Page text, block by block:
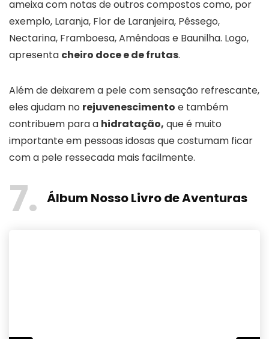
ameixa com notas de outros compostos como, por
exemplo, Laranja, Flor de Laranjeira, Pêssego,
Nectarina, Framboesa, Amêndoas e Baunilha. Logo,
apresenta cheiro doce e de frutas.
Além de deixarem a pele com sensação refrescante,
eles ajudam no rejuvenescimento e também
contribuem para a hidratação, que é muito
importante em pessoas idosas que costumam ficar
com a pele ressecada mais facilmente.
7 Álbum Nosso Livro de Aventuras